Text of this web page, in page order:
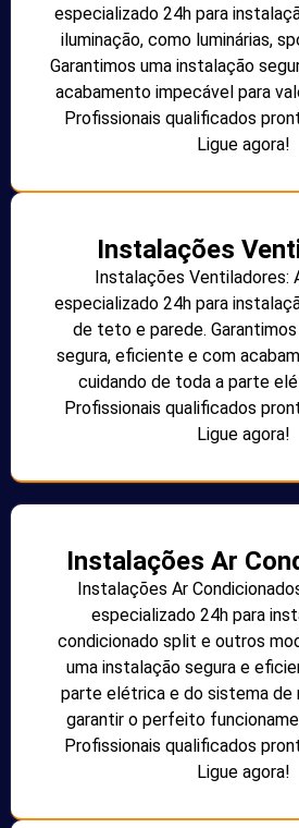
especializado 24h para
iluminação, como luminárias,
Garantimos uma instalação
acabamento impecável para
Profissionais qualificados
Ligue agora!
Instalações
Instalações Ventiladores:
especializado 24h para
de teto e parede.
segura, eficiente e com
cuidando de toda a parte
Profissionais qualificados
Ligue agora!
Instalações Ar
Instalações Ar
especializado 24h para
condicionado split e outros
uma instalação segura e
parte elétrica e do sistema de
garantir o perfeito
Profissionais qualificados
Ligue agora!